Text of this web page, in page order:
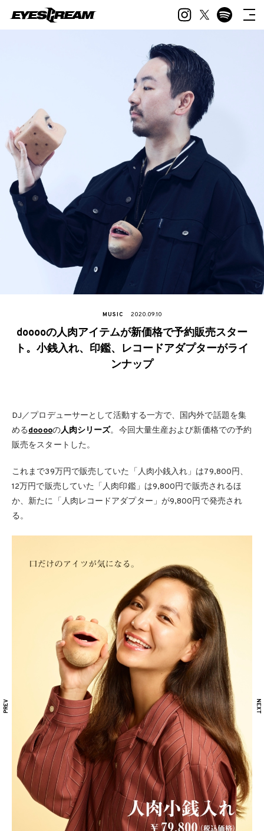
MUSIC 2020.09.10
dooooの人肉アイテムが新価格で予約販売スター
ト。小銭入れ、印鑑、レコードアダプターがライ
ンナップ
DJ／プロデューサーとして活動する一方で、国内外で話題を集
めるdooooの人肉シリーズ。今回大量生産および新価格での予約
販売をスタートした。
これまで39万円で販売していた「人肉小銭入れ」は79,800円、
12万円で販売していた「人肉印鑑」は9,800円で販売されるほ
か、新たに「人肉レコードアダプター」が9,800円で発売され
る。